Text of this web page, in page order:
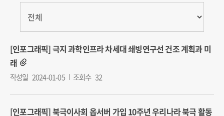
[인포그래픽] 극지 과학인프라 차세대 쇄빙연구선 건조 계획과 미
래
작성일 2024-01-05 조회수 32
[인포그래픽] 북극이사회 옵서버 가입 10주년 우리나라 북극 활동